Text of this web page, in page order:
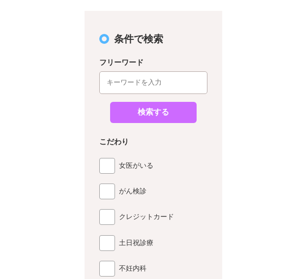
条件で検索
フリーワード
検索する
こだわり
女医がいる
がん検診
クレジットカード
土日祝診療
不妊内科